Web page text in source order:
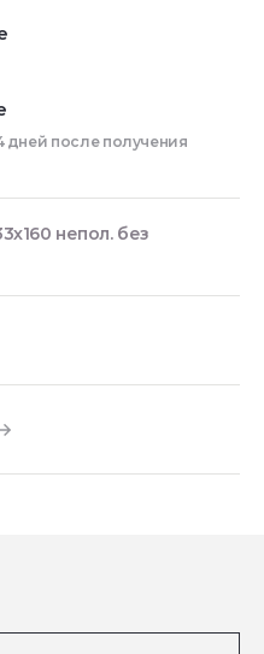
дней после получения
непол. без